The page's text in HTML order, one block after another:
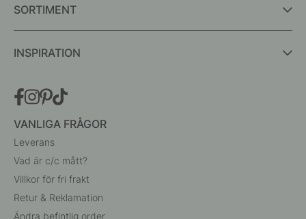
SORTIMENT
INSPIRATION
VANLIGA FRÅGOR
Leverans
Vad är c/c mått?
Villkor för fri frakt
Retur & Reklamation
Ändra befintlig order